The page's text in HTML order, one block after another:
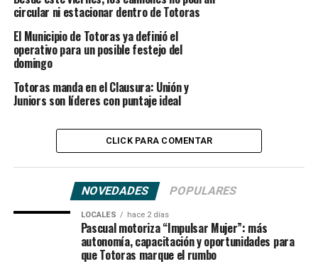
circular ni estacionar dentro de Totoras
El Municipio de Totoras ya definió el
operativo para un posible festejo del
domingo
Totoras manda en el Clausura: Unión y
Juniors son líderes con puntaje ideal
CLICK PARA COMENTAR
NOVEDADES POPULARES
LOCALES hace 2 días
Pascual motoriza “Impulsar Mujer”: más
autonomía, capacitación y oportunidades para
que Totoras marque el rumbo